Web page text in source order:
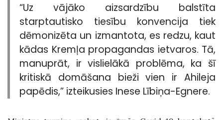
“Uz vājāko aizsardzību balstīta
starptautisko tiesību konvencija tiek
dēmonizēta un izmantota, es redzu, kaut
kādas Kremļa propagandas ietvaros. Tā,
manuprāt, ir vislielākā problēma, ka šī
kritiskā domāšana bieži vien ir Ahileja
papēdis,” izteikusies Inese Lībiņa-Egnere.